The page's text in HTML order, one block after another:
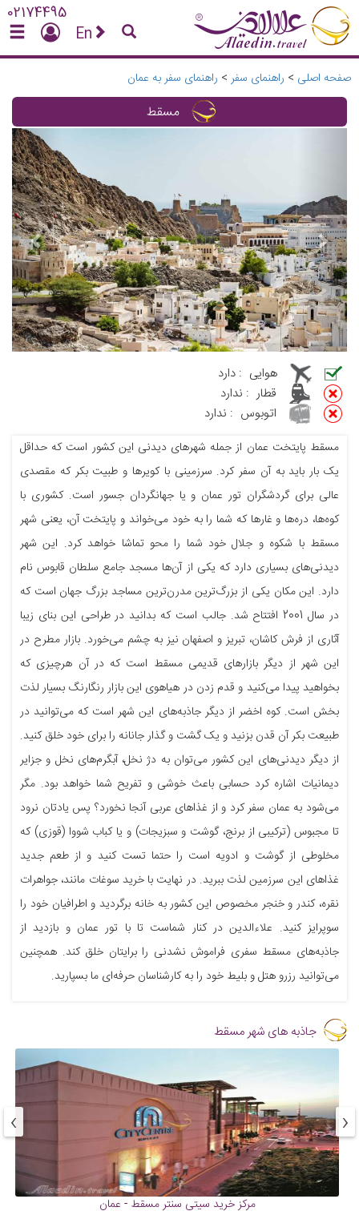
02174495
En
صفحه اصلی > راهنمای سفر > راهنمای سفر به عمان
مسقط
هوایی : دارد
قطار : ندارد
اتوبوس : ندارد
مسقط پایتخت عمان از جمله شهرهای دیدنی این کشور است که حداقل
یک بار باید به آن سفر کرد. سرزمینی با کویرها و طبیت بکر که مقصدی
عالی برای گردشگران تور عمان و یا جهانگردان جسور است. کشوری با
کوه‌ها، دره‌ها و غارها که شما را به خود می‌خواند و پایتخت آن، یعنی شهر
مسقط با شکوه و جلال خود شما را محو تماشا خواهد کرد. این شهر
دیدنی‌های بسیاری دارد که یکی از آن‌ها مسجد جامع سلطان قابوس نام
دارد. این مکان یکی از بزرگ‌ترین مدرن‌ترین مساجد بزرگ جهان است که
در سال 2001 افتتاح شد. جالب است که بدانید در طراحی این بنای زیبا
آثاری از فرش کاشان، تبریز و اصفهان نیز به چشم می‌خورد. بازار مطرح در
این شهر از دیگر بازارهای قدیمی مسقط است که در آن هرچیزی که
بخواهید پیدا می‌کنید و قدم زدن در هیاهوی این بازار رنگارنگ بسیار لذت
بخش است. کوه اخضر از دیگر جاذبه‌های این شهر است که می‌توانید در
طبیعت بکر آن قدن بزنید و یک گشت و گذار جانانه را برای خود خلق کنید.
از دیگر دیدنی‌های این کشور می‌توان به دژ نخل، آبگرم‌های نخل و جزایر
دیمانیات اشاره کرد حسابی باعث خوشی و تفریح شما خواهد بود. مگر
می‌شود به عمان سفر کرد و از غذاهای عربی آنجا نخورد؟ پس یادتان نرود
تا مجبوس (ترکیبی از برنج، گوشت و سبزیجات) و یا کباب شووا (قوزی) که
مخلوطی از گوشت و ادویه است را حتما تست کنید و از طعم جدید
غذاهای این سرزمین لذت ببرید. در نهایت با خرید سوغات مانند، جواهرات
نقره، کندر و خنجر مخصوص این کشور به خانه برگردید و اطرافیان خود را
سوپرایز کنید. علاءالدین در کنار شماست تا با تور عمان و بازدید از
جاذبه‌های مسقط سفری فراموش نشدنی را برایتان خلق کند. همچنین
می‌توانید رزرو هتل و بلیط خود را به کارشناسان حرفه‌ای ما بسپارید.
جاذبه های شهر مسقط
مرکز خرید سیتی سنتر مسقط - عمان
‹
›